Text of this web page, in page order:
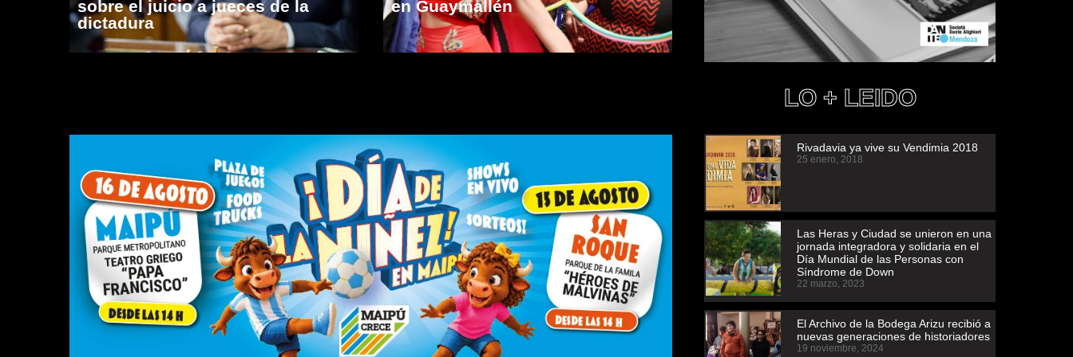
sobre el juicio a jueces de la
dictadura
en Guaymallén
LO + LEIDO
Rivadavia ya vive su Vendimia 2018
25 enero, 2018
Las Heras y Ciudad se unieron en una
jornada integradora y solidaria en el
Día Mundial de las Personas con
Síndrome de Down
22 marzo, 2023
El Archivo de la Bodega Arizu recibió a
nuevas generaciones de historiadores
19 noviembre, 2024